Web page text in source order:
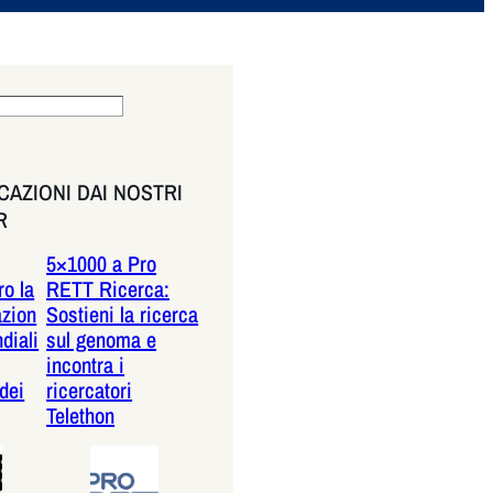
DAI NOSTRI
la
5×1000 a Pro
RETT Ricerca:
Sostieni la ricerca
sul genoma e
incontra i
ricercatori
Telethon